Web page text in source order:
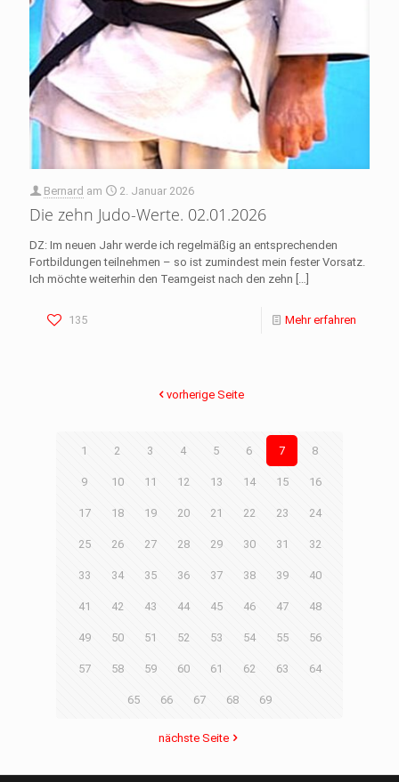
Bernard am 2. Januar 2026
Die zehn Judo-Werte. 02.01.2026
DZ: Im neuen Jahr werde ich regelmäßig an entsprechenden
Fortbildungen teilnehmen – so ist zumindest mein fester Vorsatz.
Ich möchte weiterhin den Teamgeist nach den zehn
135 Mehr erfahren
vorherige Seite
1 2 3 4 5 6 7 8
9 10 11 12 13 14 15 16
17 18 19 20 21 22 23 24
25 26 27 28 29 30 31 32
33 34 35 36 37 38 39 40
41 42 43 44 45 46 47 48
49 50 51 52 53 54 55 56
57 58 59 60 61 62 63 64
65 66 67 68 69
nächste Seite